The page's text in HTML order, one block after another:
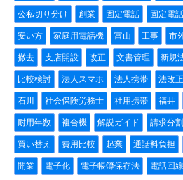
公私切り分け 創業 固定電話 固定電
安い方 家庭用電話機 富山 工事 市
撤去 支店開設 改正 文書管理 新規
比較検討 法人スマホ 法人携帯 法改正
石川 社会保険労務士 社用携帯 福井
耐用年数 複合機 解説ガイド 請求分
買い替え 費用比較 起業 通話料負担
開業 電子化 電子帳簿保存法 電話回線